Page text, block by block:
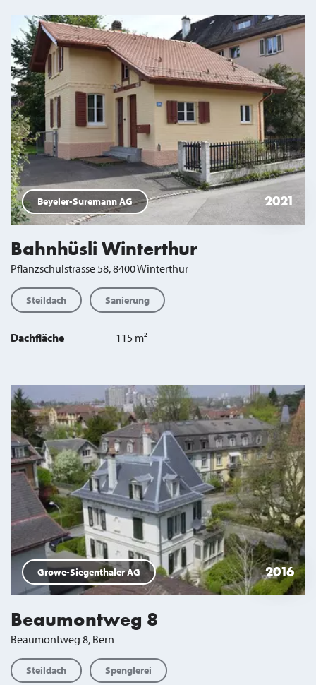
Beyeler-Suremann AG 2021
Bahnhüsli Winterthur
Pflanzschulstrasse 58, 8400 Winterthur
Steildach Sanierung
Dachfläche 115 m²
Growe-Siegenthaler AG 2016
Beaumontweg 8
Beaumontweg 8, Bern
Steildach Spenglerei